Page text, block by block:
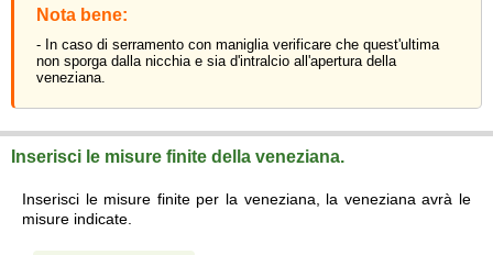
Nota bene:
- In caso di serramento con maniglia verificare che quest'ultima
non sporga dalla nicchia e sia d'intralcio all'apertura della
veneziana.
Inserisci le misure finite della veneziana.
Inserisci le misure finite per la veneziana, la veneziana avrà le
misure indicate.